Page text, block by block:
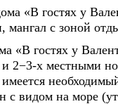
«В гостях у
мангал с зоной
«В гостях у
2−3-х местными
с видом на море